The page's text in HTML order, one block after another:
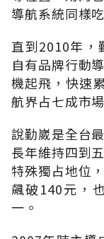
導航系統同樣
直到2010年，
自有品牌行動
機起飛，快速
航界占七成市場
說勤崴是全台
長年維持四到
特殊獨占地位
飆破140元，
一。